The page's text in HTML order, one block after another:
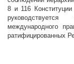
8 и 116
международного
ратифицированных